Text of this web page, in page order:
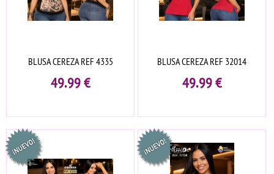
BLUSA CEREZA REF 4335
49.99€
BLUSA CEREZA REF 32014
49.99€